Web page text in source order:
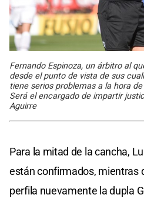
Fernando Espinoza, un árbitro al
desde el punto de vista de sus
tiene serios problemas a la hora
Será el encargado de impartir
Aguirre
Para la mitad de la cancha,
están confirmados, mientras
perfila nuevamente la dupla